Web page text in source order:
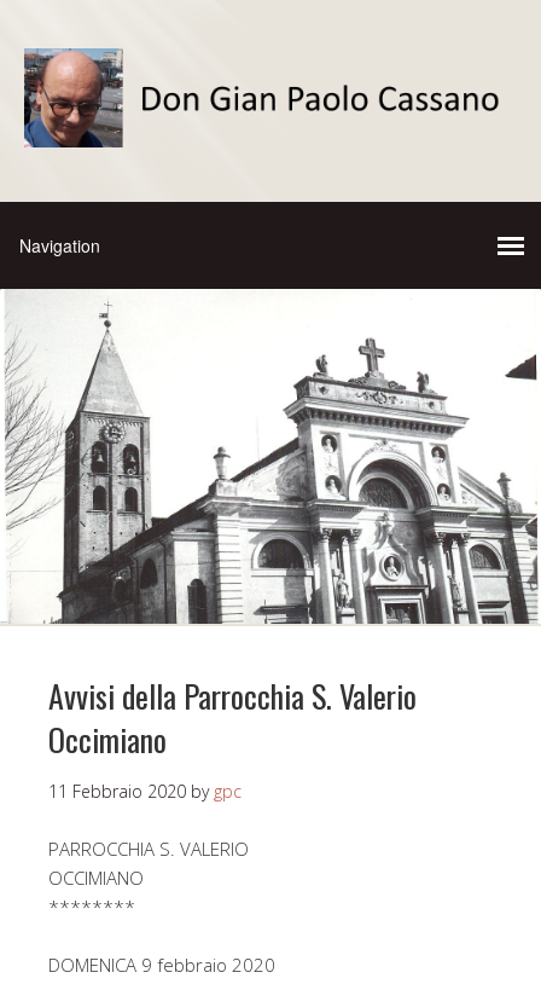
Avvisi della Parrocchia S. Valerio
Occimiano
11 Febbraio 2020 by gpc
PARROCCHIA S. VALERIO
OCCIMIANO
********
DOMENICA 9 febbraio 2020